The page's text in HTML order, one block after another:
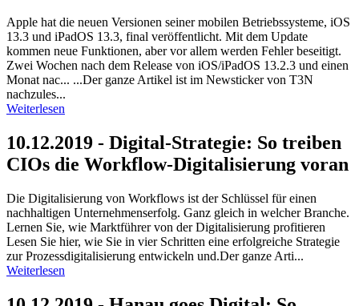
Apple hat die neuen Versionen seiner mobilen Betriebssysteme, iOS
13.3 und iPadOS 13.3, final veröffentlicht. Mit dem Update
kommen neue Funktionen, aber vor allem werden Fehler beseitigt.
Zwei Wochen nach dem Release von iOS/iPadOS 13.2.3 und einen
Monat nac... ...Der ganze Artikel ist im Newsticker von T3N
nachzules...
Weiterlesen
10.12.2019 - Digital-Strategie: So treiben
CIOs die Workflow-Digitalisierung voran
Die Digitalisierung von Workflows ist der Schlüssel für einen
nachhaltigen Unternehmenserfolg. Ganz gleich in welcher Branche.
Lernen Sie, wie Marktführer von der Digitalisierung profitieren
Lesen Sie hier, wie Sie in vier Schritten eine erfolgreiche Strategie
zur Prozessdigitalisierung entwickeln und.Der ganze Arti...
Weiterlesen